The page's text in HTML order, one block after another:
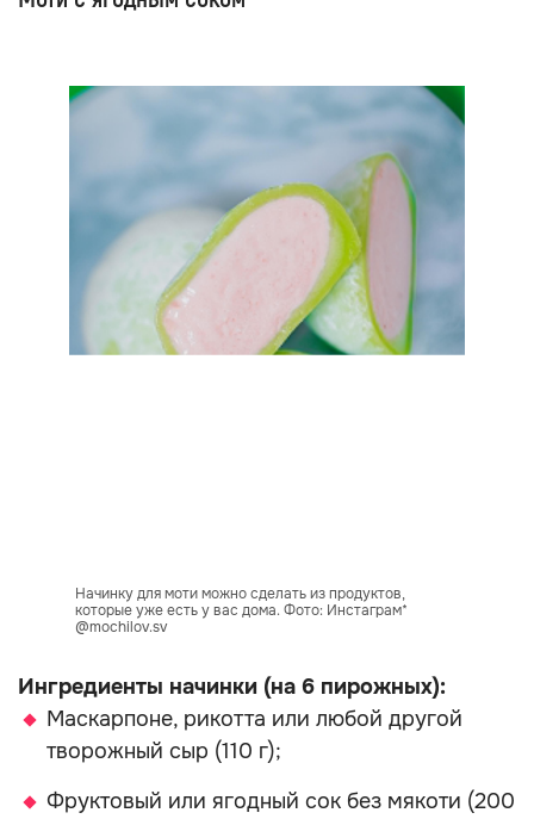
Начинку для моти можно сделать из продуктов,
которые уже есть у вас дома. Фото: Инстаграм*
@mochilov.sv
Ингредиенты начинки (на 6 пирожных):
Маскарпоне, рикотта или любой другой
творожный сыр (110 г);
Фруктовый или ягодный сок без мякоти (200